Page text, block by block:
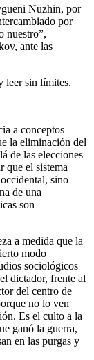
Nuzhin, por
por
nuestro”,
ante las
leer sin límites.
a conceptos
la eliminación del
de las elecciones
que el sistema
sino
de una
son
a medida que la
modo
sociológicos
dictador, frente al
del centro de
no lo ven
Es el culto a la
ganó la guerra,
en las purgas y